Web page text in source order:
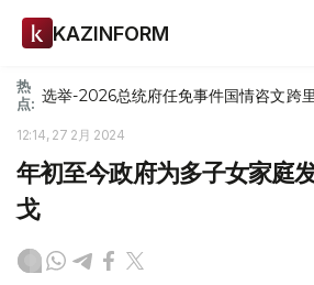
KAZINFORM
热
点: 选举-2026总统府任免事件国情咨文跨
12:14, 27 2月 2024
年初至今政府为多子女家庭
戈